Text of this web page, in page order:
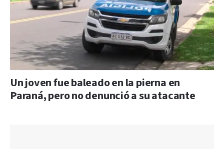
Un joven fue baleado en la pierna en
Paraná, pero no denunció a su atacante